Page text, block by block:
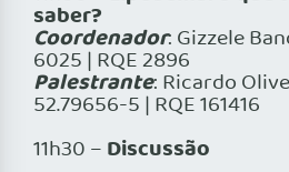
saber?
Coordenador: Gizzele
6025 | RQE 2896
Palestrante: Ricardo
52.79656-5 | RQE 161416
11h30 – Discussão